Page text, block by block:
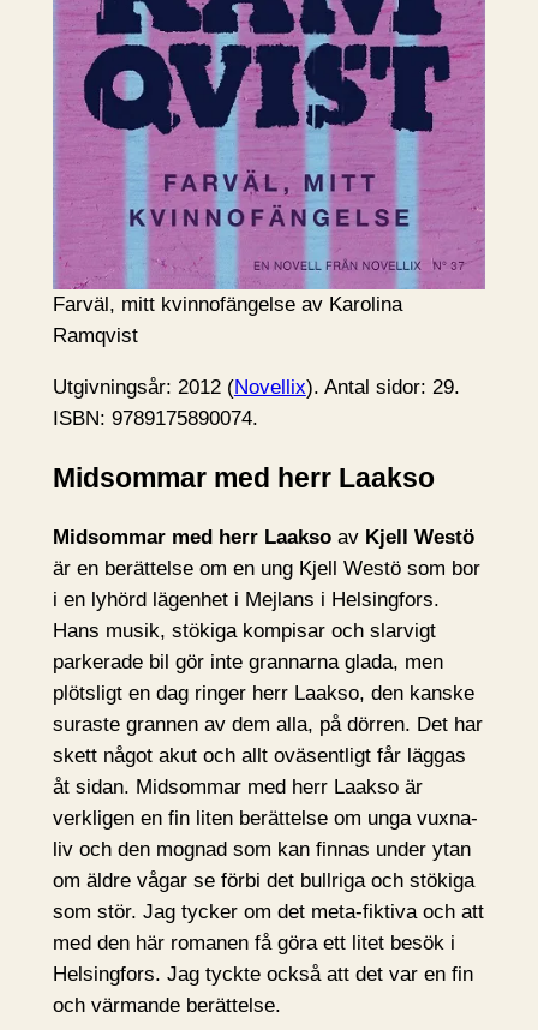
Farväl, mitt kvinnofängelse av Karolina
Ramqvist
Utgivningsår: 2012 (Novellix). Antal sidor: 29.
ISBN: 9789175890074.
Midsommar med herr Laakso
Midsommar med herr Laaksoav Kjell Westö
är en berättelse om en ung Kjell Westö som bor
i en lyhörd lägenhet i Mejlans i Helsingfors.
Hans musik, stökiga kompisar och slarvigt
parkerade bil gör inte grannarna glada, men
plötsligt en dag ringer herr Laakso, den kanske
suraste grannen av dem alla, på dörren. Det har
skett något akut och allt oväsentligt får läggas
åt sidan. Midsommar med herr Laakso är
verkligen en fin liten berättelse om unga vuxna-
liv och den mognad som kan finnas under ytan
om äldre vågar se förbi det bullriga och stökiga
som stör. Jag tycker om det meta-fiktiva och att
med den här romanen få göra ett litet besök i
Helsingfors. Jag tyckte också att det var en fin
och värmande berättelse.